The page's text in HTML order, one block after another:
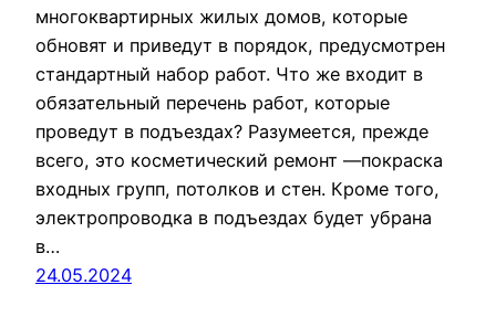
многоквартирных жилых домов, которые
обновят и приведут в порядок, предусмотрен
стандартный набор работ. Что же входит в
обязательный перечень работ, которые
проведут в подъездах? Разумеется, прежде
всего, это косметический ремонт —покраска
входных групп, потолков и стен. Кроме того,
электропроводка в подъездах будет убрана
в…
24.05.2024